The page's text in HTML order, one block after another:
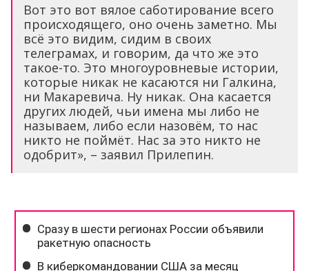
Вот это вот вялое саботирование всего
происходящего, оно очень заметно. Мы
всё это видим, сидим в своих
телеграмах, и говорим, да что же это
такое-то. Это многоуровневые истории,
которые никак не касаются ни Галкина,
ни Макаревича. Ну никак. Она касается
других людей, чьи имена мы либо не
называем, либо если назовём, то нас
никто не поймёт. Нас за это никто не
одобрит», – заявил Прилепин.